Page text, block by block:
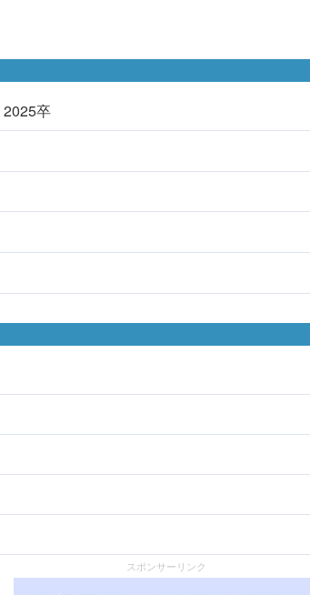
2025卒
スポンサーリンク